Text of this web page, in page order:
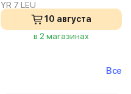
YR 7 LEU
10 августа
в 2 магазинах
Все